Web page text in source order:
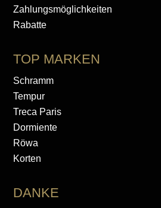
Zahlungsmöglichkeiten
Rabatte
TOP MARKEN
Schramm
Tempur
Treca Paris
Dormiente
Röwa
Korten
DANKE